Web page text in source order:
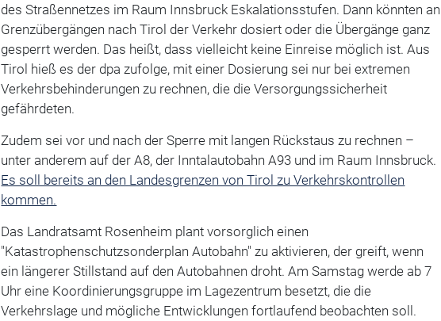
des Straßennetzes im Raum Innsbruck Eskalationsstufen. Dann könnten an
Grenzübergängen nach Tirol der Verkehr dosiert oder die Übergänge ganz
gesperrt werden. Das heißt, dass vielleicht keine Einreise möglich ist. Aus
Tirol hieß es der dpa zufolge, mit einer Dosierung sei nur bei extremen
Verkehrsbehinderungen zu rechnen, die die Versorgungssicherheit
gefährdeten.
Zudem sei vor und nach der Sperre mit langen Rückstaus zu rechnen –
unter anderem auf der A8, der Inntalautobahn A93 und im Raum Innsbruck.
Es soll bereits an den Landesgrenzen von Tirol zu Verkehrskontrollen
kommen.
Das Landratsamt Rosenheim plant vorsorglich einen
"Katastrophenschutzsonderplan Autobahn" zu aktivieren, der greift, wenn
ein längerer Stillstand auf den Autobahnen droht. Am Samstag werde ab 7
Uhr eine Koordinierungsgruppe im Lagezentrum besetzt, die die
Verkehrslage und mögliche Entwicklungen fortlaufend beobachten soll.